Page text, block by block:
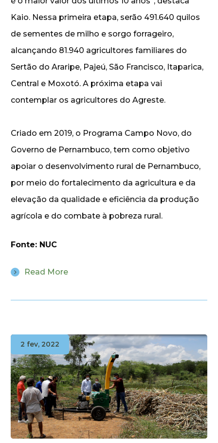
Kaio. Nessa primeira etapa, serão 491.640 quilos
de sementes de milho e sorgo forrageiro,
alcançando 81.940 agricultores familiares do
Sertão do Araripe, Pajeú, São Francisco, Itaparica,
Central e Moxotó. A próxima etapa vai
contemplar os agricultores do Agreste.
Criado em 2019, o Programa Campo Novo, do
Governo de Pernambuco, tem como objetivo
apoiar o desenvolvimento rural de Pernambuco,
por meio do fortalecimento da agricultura e da
elevação da qualidade e eficiência da produção
agrícola e do combate à pobreza rural.
Fonte: NUC
Read More
2 fev, 2022